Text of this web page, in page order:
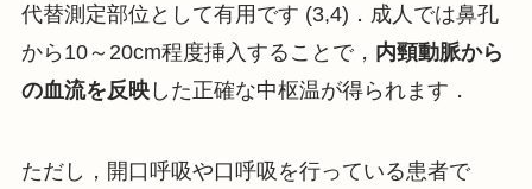
代替測定部位として有用です (3,4)．成人では鼻孔
から10～20cm程度挿入することで， 内頸動脈から
の血流を反映した正確な中枢温が得られます．
ただし，開口呼吸や口呼吸を行っている患者で